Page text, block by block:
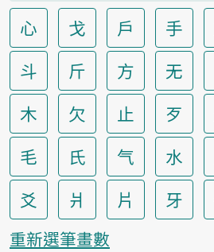
心 戈 戶 手
斗
斤 方 无
木
欠 止 歹
毛
氏 气 水
爻
爿 片 牙
重新選筆畫數